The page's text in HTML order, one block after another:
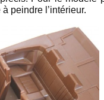
peindre l’intérieur.